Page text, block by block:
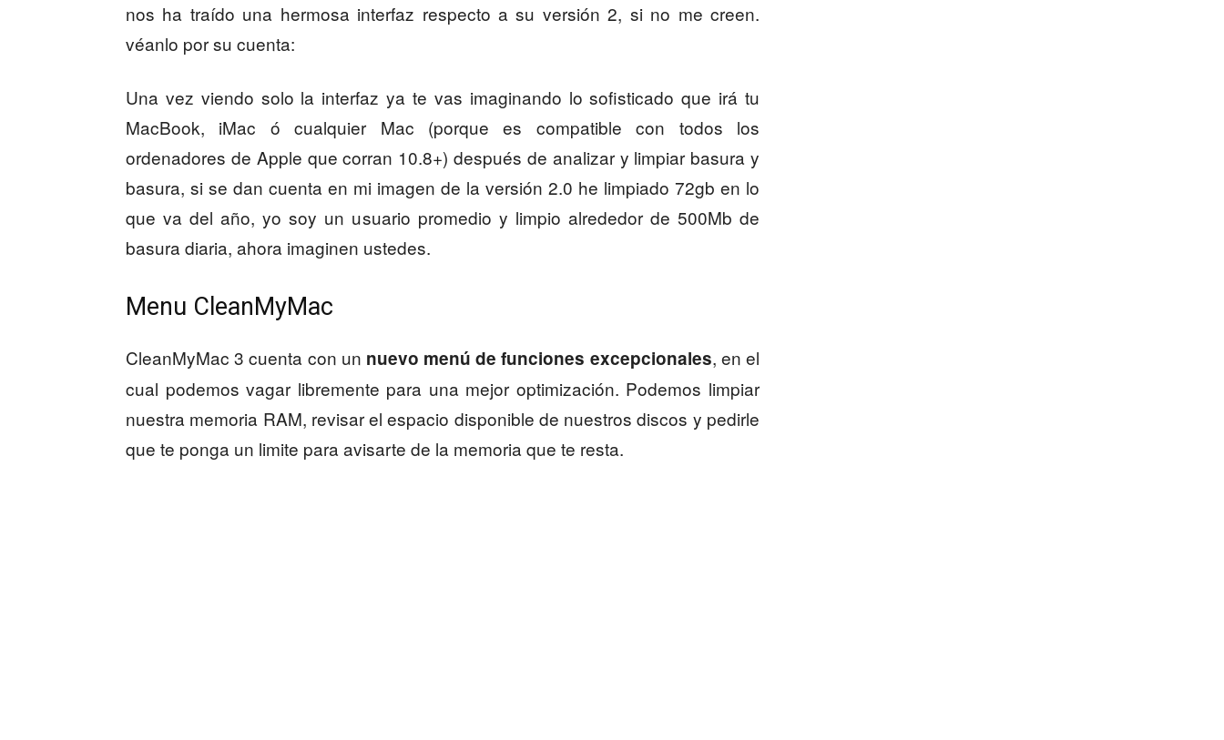
nos ha traído una hermosa interfaz respecto a su versión 2, si no me creen.
véanlo por su cuenta:
Una vez viendo solo la interfaz ya te vas imaginando lo sofisticado que irá tu
MacBook, iMac ó cualquier Mac (porque es compatible con todos los
ordenadores de Apple que corran 10.8+) después de analizar y limpiar basura y
basura, si se dan cuenta en mi imagen de la versión 2.0 he limpiado 72gb en lo
que va del año, yo soy un usuario promedio y limpio alrededor de 500Mb de
basura diaria, ahora imaginen ustedes.
Menu CleanMyMac
CleanMyMac 3 cuenta con un nuevo menú de funciones excepcionales, en el
cual podemos vagar libremente para una mejor optimización. Podemos limpiar
nuestra memoria RAM, revisar el espacio disponible de nuestros discos y pedirle
que te ponga un limite para avisarte de la memoria que te resta.